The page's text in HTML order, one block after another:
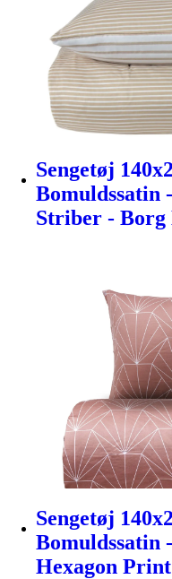
Sengetøj
Bomuldssatin
Striber -
Sengetøj
Bomuldssatin
Hexagon